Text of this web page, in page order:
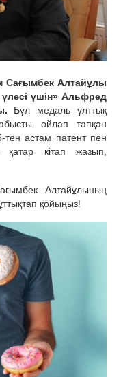
Сағымбек Алтайұлы
үшін» Альфред
Бұл медаль ұлттық
ойлап тапқан
тен астам патент пен
кітап жазып,
Алтайұлының
қойыңыз!